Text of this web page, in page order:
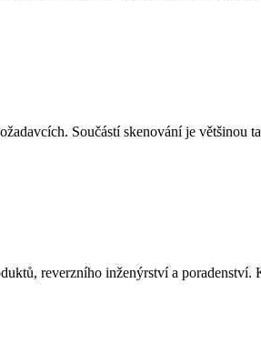
Součástí skenování je většinou
reverzního inženýrství a